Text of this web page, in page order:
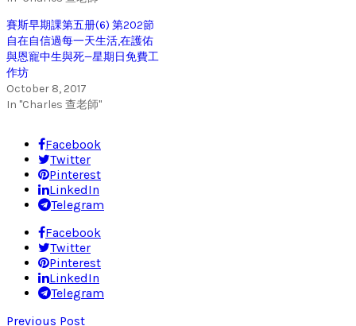
賽斯早期課第五册(6) 第202節
自在自信過每一天生活,在護佑
與恩寵中生與死—星期日免費工
作坊
October 8, 2017
In "Charles 查老師"
Facebook
Twitter
Pinterest
LinkedIn
Telegram
Facebook
Twitter
Pinterest
LinkedIn
Telegram
Previous Post